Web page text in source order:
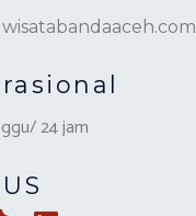
24 jam